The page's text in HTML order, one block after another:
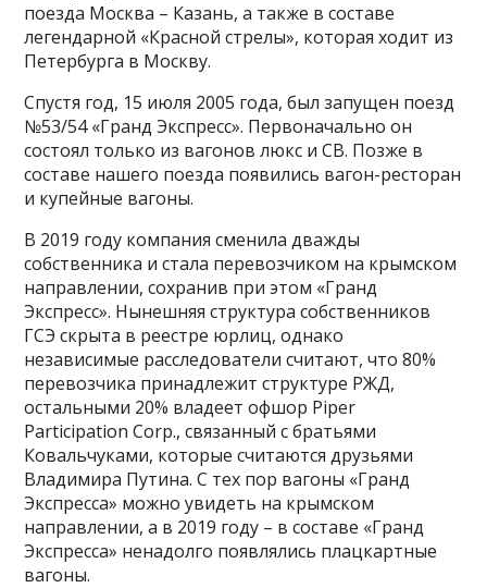
поезда Москва – Казань, а также в составе
легендарной «Красной стрелы», которая ходит из
Петербурга в Москву.
Спустя год, 15 июля 2005 года, был запущен поезд
№53/54 «Гранд Экспресс». Первоначально он
состоял только из вагонов люкс и СВ. Позже в
составе нашего поезда появились вагон-ресторан
и купейные вагоны.
В 2019 году компания сменила дважды
собственника и стала перевозчиком на крымском
направлении, сохранив при этом «Гранд
Экспресс». Нынешняя структура собственников
ГСЭ скрыта в реестре юрлиц, однако
независимые расследователи считают, что 80%
перевозчика принадлежит структуре РЖД,
остальными 20% владеет офшор Piper
Participation Corp., связанный с братьями
Ковальчуками, которые считаются друзьями
Владимира Путина. С тех пор вагоны «Гранд
Экспресса» можно увидеть на крымском
направлении, а в 2019 году – в составе «Гранд
Экспресса» ненадолго появлялись плацкартные
вагоны.